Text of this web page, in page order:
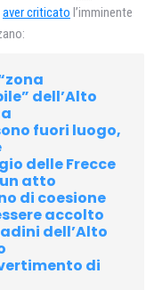
aver criticato l’imminente
dell’Alto
fuori luogo,
delle Frecce
atto
di coesione
accolto
dell’Alto
di